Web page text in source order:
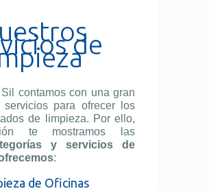
de
contamos con una gran
servicios para ofrecer los
de limpieza. Por ello,
te mostramos las
y servicios de
:
de Oficinas